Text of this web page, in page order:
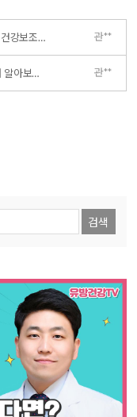
[유방암 환자] 꼭 먹어야 하는 건강보조식품 있다? 없다? 관**
초기 유방암, 상피내암에 대해 알아보자 _ 완치가 될 확률, 전이될 확률은? 관**
검색